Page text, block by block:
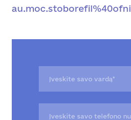
au.moc.stoborefil%40ofni